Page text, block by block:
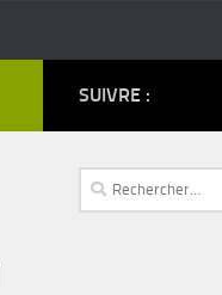
SUIVRE :
Rechercher :